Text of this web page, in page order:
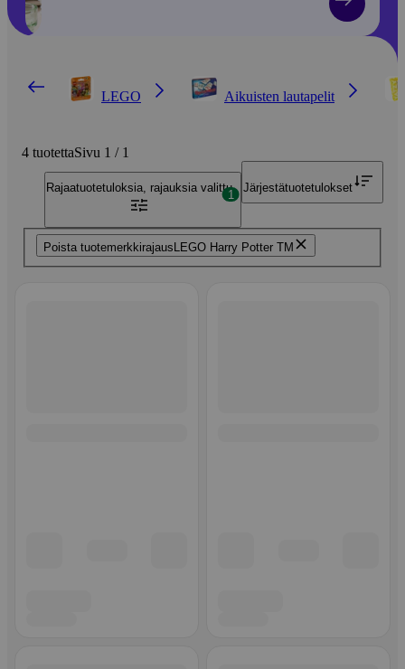
LEGO Aikuisten lautapelit
4 tuotettaSivu 1 / 1
Poista tuotemerkkirajaus LEGO Harry Potter TM
Rajaatuotetuloksia, rajauksia valittu
1
Järjestätuotetulokset